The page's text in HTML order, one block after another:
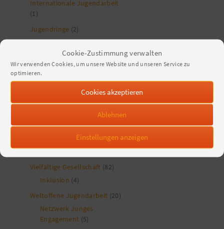
Cookie-Zustimmung verwalten
Wir verwenden Cookies, um unsere Website und unseren Service zu
optimieren.
Cookies akzeptieren
Ablehnen
Einstellungen anzeigen
Internationale Jugendarbeit
(1)
Jugendringe (2)
Kinder- und Jugendschutz
(12)
politische Bildung und
Demokratieförderung(25)
Kinder- und
Jugendbeteiligung(11)
Vielfältige Gesellschaft (82)
Inklusion (4)
Weltoffene Jugendarbeit (20)
Netzwerk Junges
Engagement (5)